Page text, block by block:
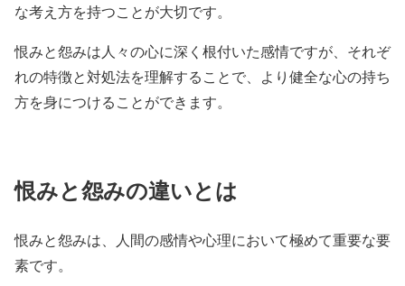
な考え方を持つことが大切です。
恨みと怨みは人々の心に深く根付いた感情ですが、それぞ
れの特徴と対処法を理解することで、より健全な心の持ち
方を身につけることができます。
恨みと怨みの違いとは
恨みと怨みは、人間の感情や心理において極めて重要な要
素です。